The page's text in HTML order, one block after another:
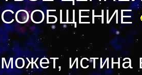
СООБЩЕНИЕ
может, истина